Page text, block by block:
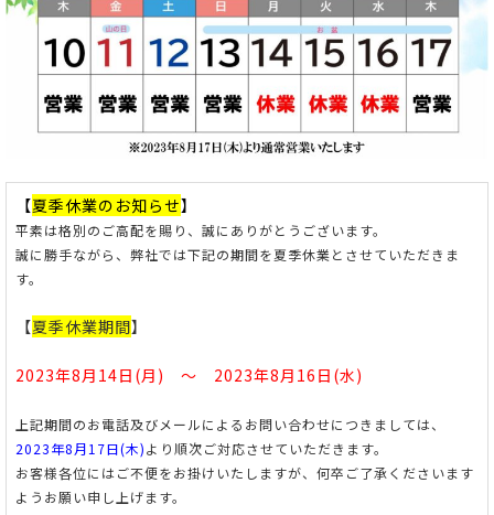
【夏季休業のお知らせ】
平素は格別のご高配を賜り、誠にありがとうございます。
誠に勝手ながら、弊社では下記の期間を夏季休業とさせていただきま
す。
【夏季休業期間】
2023年8月14日(月) ～ 2023年8月16日(水)
上記期間のお電話及びメールによるお問い合わせにつきましては、
2023年8月17日(木)より順次ご対応させていただきます。
お客様各位にはご不便をお掛けいたしますが、何卒ご了承くださいます
ようお願い申し上げます。